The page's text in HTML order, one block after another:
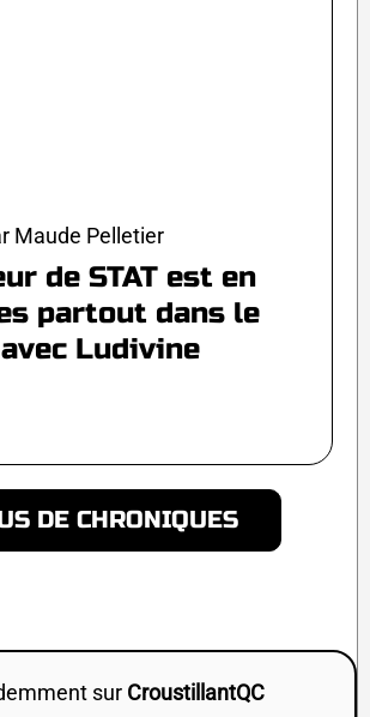
Maude Pelletier
de STAT est en
partout dans le
Ludivine
DE CHRONIQUES
sur CroustillantQC